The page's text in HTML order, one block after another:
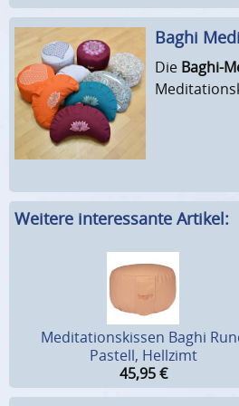
Baghi
Die Baghi-
Weitere interessante Artikel:
Meditationskissen Baghi
Pastell, Hellzimt
45,95 €